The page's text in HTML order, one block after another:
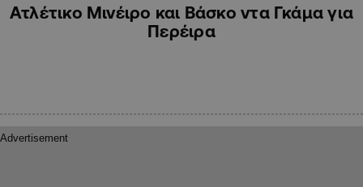
Ατλέτικο Μινέιρο και Βάσκο ντα Γκάμα για
Περέιρα